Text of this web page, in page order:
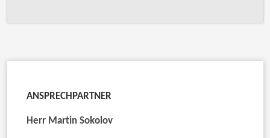
ANSPRECHPARTNER
Herr Martin Sokolov